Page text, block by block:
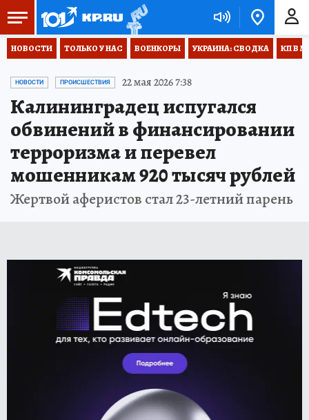
НОВОСТИ ТОЛЬКО У НАС ВОЕНКОРЫ УКРАИНА: СВОДКА КП В
НОВОСТИ ПРОИСШЕСТВИЯ 22 мая 2026 7:38
Калининградец испугался
обвинений в финансировании
терроризма и перевел
мошенникам 920 тысяч рублей
Жертвой аферистов стал 23-летний парень